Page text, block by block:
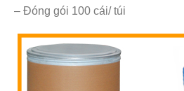
– Đóng gói 100 cái/ túi